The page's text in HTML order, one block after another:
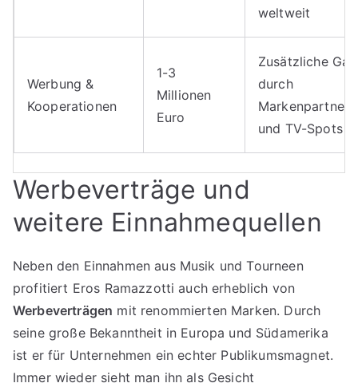
weltweit
Werbung &
Kooperationen
1-3
Millionen
Euro
Zusätzliche
durch
und TV-Spots
Werbeverträge und
weitere Einnahmequellen
Neben den Einnahmen aus Musik und Tourneen
profitiert Eros Ramazzotti auch erheblich von
Werbeverträgen mit renommierten Marken. Durch
seine große Bekanntheit in Europa und Südamerika
ist er für Unternehmen ein echter Publikumsmagnet.
Immer wieder sieht man ihn als Gesicht